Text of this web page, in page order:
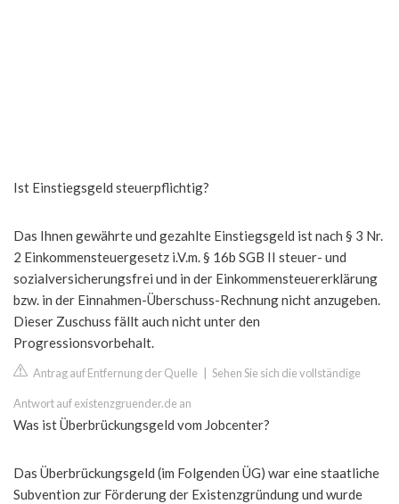
Ist Einstiegsgeld steuerpflichtig?
Das Ihnen gewährte und gezahlte Einstiegsgeld ist nach § 3 Nr.
2 Einkommensteuergesetz i.V.m. § 16b SGB II steuer- und
sozialversicherungsfrei und in der Einkommensteuererklärung
bzw. in der Einnahmen-Überschuss-Rechnung nicht anzugeben.
Dieser Zuschuss fällt auch nicht unter den
Progressionsvorbehalt.
Antrag auf Entfernung der Quelle Sehen Sie sich die vollständige
Antwort auf existenzgruender.de an
Was ist Überbrückungsgeld vom Jobcenter?
Das Überbrückungsgeld (im Folgenden ÜG) war eine staatliche
Subvention zur Förderung der Existenzgründung und wurde